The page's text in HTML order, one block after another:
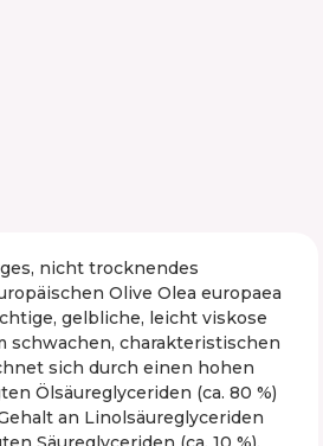
nicht trocknendes
Olive Olea europaea
gelbliche, leicht viskose
schwachen, charakteristischen
sich durch einen hohen
Ölsäureglyceriden (ca. 80 %)
an Linolsäureglyceriden